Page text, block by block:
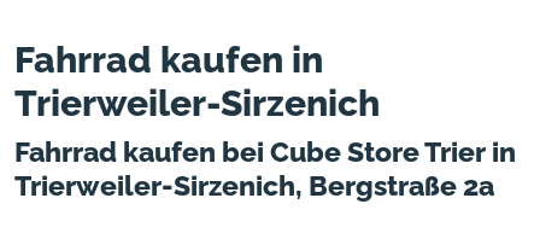
Fahrrad kaufen in
Trierweiler-Sirzenich
Fahrrad kaufen bei Cube Store Trier in
Trierweiler-Sirzenich, Bergstraße 2a